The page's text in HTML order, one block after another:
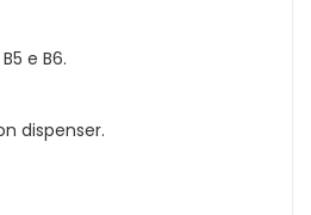
e B6.
dispenser.